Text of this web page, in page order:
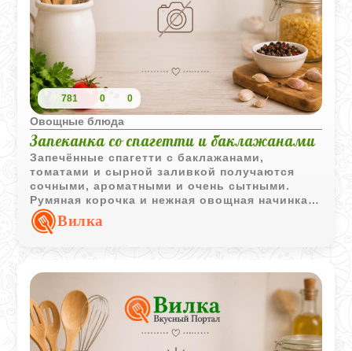
781 0 0
Овощные блюда
Запеканка со спагетти и баклажанами
Запечённые спагетти с баклажанами,
томатами и сырной заливкой получаются
сочными, ароматными и очень сытными.
Румяная корочка и нежная овощная начинка
делают блюдо особенно уютным и
домашним.
Вилка